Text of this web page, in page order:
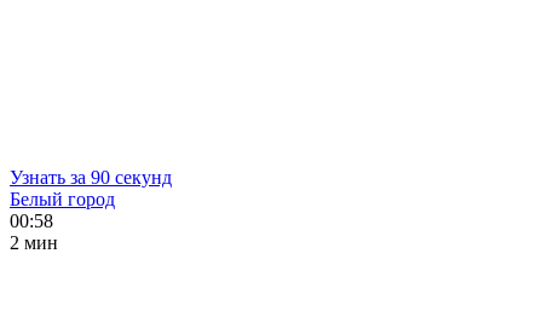
Узнать за 90 секунд
Белый город
00:58
2 мин